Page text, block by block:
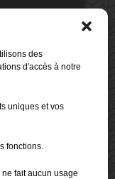
des
d'accès à notre
uniques et vos
fonctions.
fait aucun usage